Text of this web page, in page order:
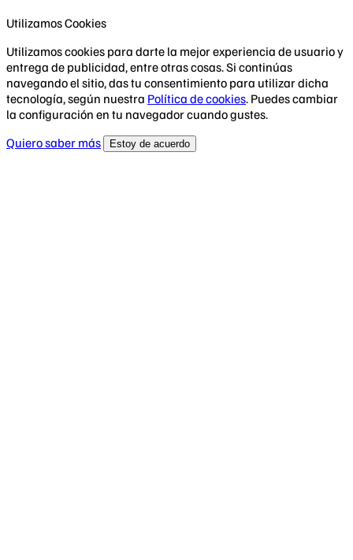
Utilizamos Cookies
Utilizamos cookies para darte la mejor experiencia de usuario y
entrega de publicidad, entre otras cosas. Si continúas
navegando el sitio, das tu consentimiento para utilizar dicha
tecnología, según nuestra Política de cookies. Puedes cambiar
la configuración en tu navegador cuando gustes.
Quiero saber más
Estoy de acuerdo